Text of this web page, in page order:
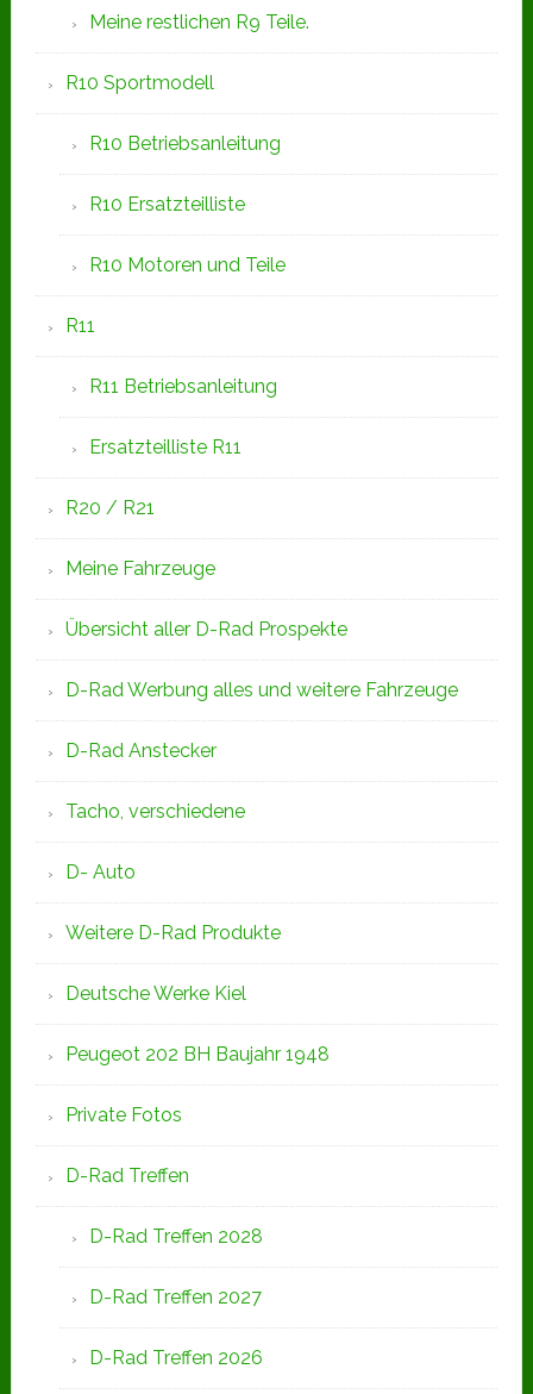
Meine restlichen R9 Teile.
R10 Sportmodell
R10 Betriebsanleitung
R10 Ersatzteilliste
R10 Motoren und Teile
R11
R11 Betriebsanleitung
Ersatzteilliste R11
R20 / R21
Meine Fahrzeuge
Übersicht aller D-Rad Prospekte
D-Rad Werbung alles und weitere Fahrzeuge
D-Rad Anstecker
Tacho, verschiedene
D- Auto
Weitere D-Rad Produkte
Deutsche Werke Kiel
Peugeot 202 BH Baujahr 1948
Private Fotos
D-Rad Treffen
D-Rad Treffen 2028
D-Rad Treffen 2027
D-Rad Treffen 2026